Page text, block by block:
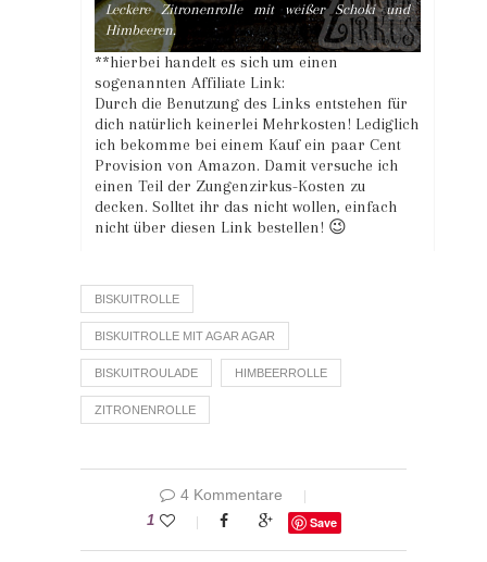
Leckere Zitronenrolle mit weißer Schoki und
Himbeeren.
**hierbei handelt es sich um einen
sogenannten Affiliate Link:
Durch die Benutzung des Links entstehen für
dich natürlich keinerlei Mehrkosten! Lediglich
ich bekomme bei einem Kauf ein paar Cent
Provision von Amazon. Damit versuche ich
einen Teil der Zungenzirkus-Kosten zu
decken. Solltet ihr das nicht wollen, einfach
nicht über diesen Link bestellen! 😉
BISKUITROLLE
BISKUITROLLE MIT AGAR AGAR
BISKUITROULADE HIMBEERROLLE
ZITRONENROLLE
4 Kommentare
1 Save